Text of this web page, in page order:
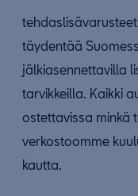
täydentää
jälkiasennettavilla
tarvikkeilla. Kaikki
ostettavissa minkä
verkostoomme
kautta.